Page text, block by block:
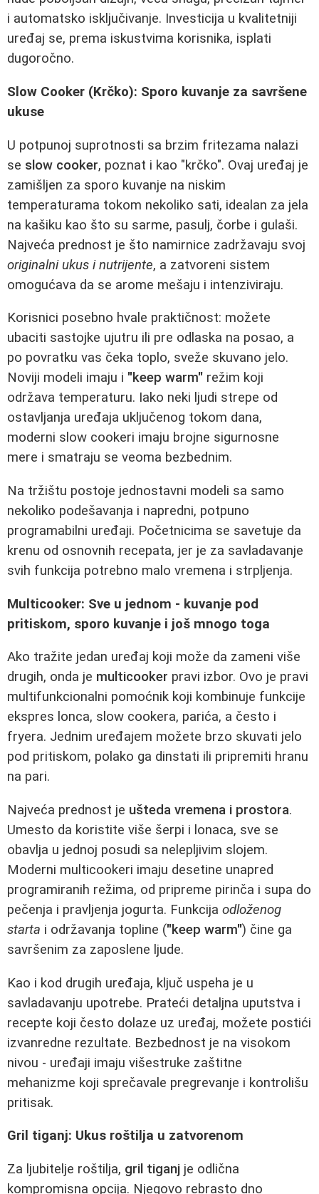
i automatsko isključivanje. Investicija u kvalitetniji
uređaj se, prema iskustvima korisnika, isplati
dugoročno.
Slow Cooker (Krčko): Sporo kuvanje za savršene
ukuse
U potpunoj suprotnosti sa brzim fritezama nalazi
se slow cooker, poznat i kao "krčko". Ovaj uređaj je
zamišljen za sporo kuvanje na niskim
temperaturama tokom nekoliko sati, idealan za jela
na kašiku kao što su sarme, pasulj, čorbe i gulaši.
Najveća prednost je što namirnice zadržavaju svoj
originalni ukus i nutrijente, a zatvoreni sistem
omogućava da se arome mešaju i intenziviraju.
Korisnici posebno hvale praktičnost: možete
ubaciti sastojke ujutru ili pre odlaska na posao, a
po povratku vas čeka toplo, sveže skuvano jelo.
Noviji modeli imaju i "keep warm" režim koji
održava temperaturu. Iako neki ljudi strepe od
ostavljanja uređaja uključenog tokom dana,
moderni slow cookeri imaju brojne sigurnosne
mere i smatraju se veoma bezbednim.
Na tržištu postoje jednostavni modeli sa samo
nekoliko podešavanja i napredni, potpuno
programabilni uređaji. Početnicima se savetuje da
krenu od osnovnih recepata, jer je za savladavanje
svih funkcija potrebno malo vremena i strpljenja.
Multicooker: Sve u jednom - kuvanje pod
pritiskom, sporo kuvanje i još mnogo toga
Ako tražite jedan uređaj koji može da zameni više
drugih, onda je multicooker pravi izbor. Ovo je pravi
multifunkcionalni pomoćnik koji kombinuje funkcije
ekspres lonca, slow cookera, parića, a često i
fryera. Jednim uređajem možete brzo skuvati jelo
pod pritiskom, polako ga dinstati ili pripremiti hranu
na pari.
Najveća prednost je ušteda vremena i prostora.
Umesto da koristite više šerpi i lonaca, sve se
obavlja u jednoj posudi sa nelepljivim slojem.
Moderni multicookeri imaju desetine unapred
programiranih režima, od pripreme pirinča i supa do
pečenja i pravljenja jogurta. Funkcija odloženog
starta i održavanja topline ("keep warm") čine ga
savršenim za zaposlene ljude.
Kao i kod drugih uređaja, ključ uspeha je u
savladavanju upotrebe. Prateći detaljna uputstva i
recepte koji često dolaze uz uređaj, možete postići
izvanredne rezultate. Bezbednost je na visokom
nivou - uređaji imaju višestruke zaštitne
mehanizme koji sprečavale pregrevanje i kontrolišu
pritisak.
Gril tiganj: Ukus roštilja u zatvorenom
Za ljubitelje roštilja, gril tiganj je odlična
kompromisna opcija. Njegovo rebrasto dno